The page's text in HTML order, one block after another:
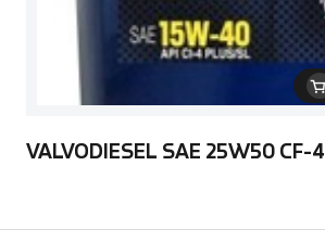
VALVODIESEL SAE 25W50 CF-4